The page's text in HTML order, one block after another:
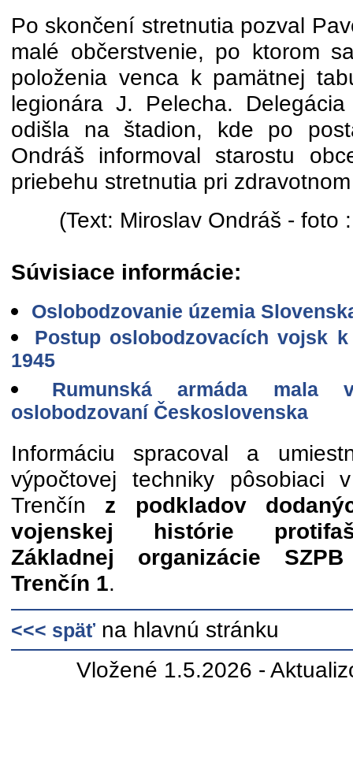
Po skončení stretnutia pozval
malé občerstvenie, po ktorom
položenia venca k pamätnej
legionára J. Pelecha.
odišla na štadion, kde po
Ondráš informoval starostu
priebehu stretnutia pri
(Text: Miroslav Ondráš - foto
Súvisiace informácie:
Oslobodzovanie územia
Postup oslobodzovacích vojsk
1945
Rumunská armáda mala
oslobodzovaní Československa
Informáciu spracoval a
výpočtovej techniky pôsobiaci
Trenčín z podkladov
vojenskej histórie
Základnej organizácie
Trenčín 1.
<<< späť na hlavnú stránku
Vložené 1.5.2026 -